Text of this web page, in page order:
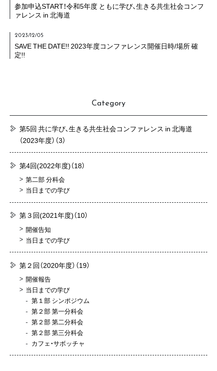
参加申込START！令和5年度 ともに学び、生きる共生社会コンフ
ァレンス in 北海道
2023/12/05
SAVE THE DATE!! 2023年度コンファレンス開催日時/場所 確
定!!
Category
第5回 共に学び、生きる共生社会コンファレンス in 北海道
（2023年度） （3）
第4回(2022年度)（18）
第二部 分科会
当日までの学び
第３回(2021年度)（10）
開催告知
当日までの学び
第２回（2020年度） （19）
開催報告
当日までの学び
第１部 シンポジウム
第２部 第一分科会
第２部 第二分科会
第２部 第三分科会
カフェ・サボッチャ